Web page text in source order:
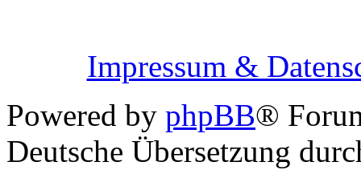
Impressum &
Powered by phpBB®
Deutsche Übersetzung